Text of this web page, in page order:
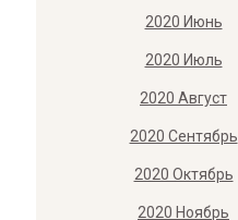
2020 Июнь
2020 Июль
2020 Август
2020 Сентябрь
2020 Октябрь
2020 Ноябрь